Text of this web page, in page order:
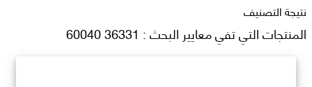
نتيجة التصنيف
المنتجات التي تفي معايير البحث : 36331 60040